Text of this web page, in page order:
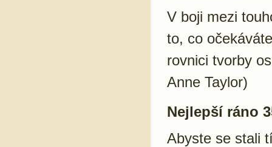
V boji mezi
to, co
rovnici tvorby
Anne Taylor)
Nejlepší ráno
Abyste se stali